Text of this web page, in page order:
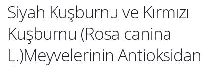
Siyah Kuşburnu ve Kırmızı
Kuşburnu (Rosa canina
L.)Meyvelerinin Antioksidan